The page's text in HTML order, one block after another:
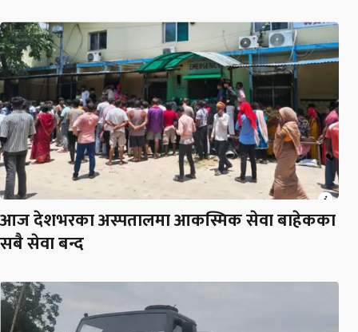
आज देशभरका अस्पतालमा आकस्मिक सेवा बाहेकका
सबै सेवा बन्द